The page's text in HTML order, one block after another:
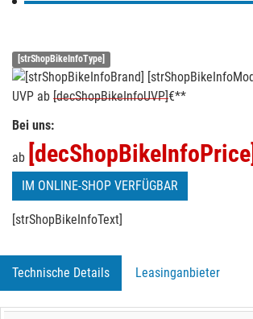
[strShopBikeInfoType]
UVP ab [decShopBikeInfoUVP]€**
Bei uns:
ab [decShopBikeInfoPrice]
IM ONLINE-SHOP VERFÜGBAR
[strShopBikeInfoText]
Technische Details Leasinganbieter